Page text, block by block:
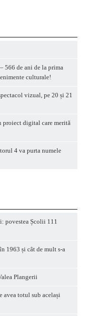
566 de ani de la prima
culturale!
vizual, pe 20 și 21
digital care merită
4 va purta numele
povestea Școlii 111
1963 și cât de mult s-a
Plangerii
avea totul sub același